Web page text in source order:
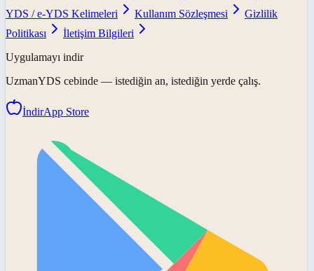
YDS / e-YDS Kelimeleri
Kullanım Sözleşmesi
Gizlilik
Politikası
İletişim Bilgileri
Uygulamayı indir
UzmanYDS cebinde — istediğin an, istediğin yerde çalış.
İndirApp Store